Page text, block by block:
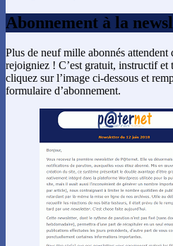
Abonnement à la
Plus de neuf mille abonnés attendent
rejoigniez ! C’est gratuit, instructif et
cliquez sur l’image ci-dessous et
formulaire d’abonnement.